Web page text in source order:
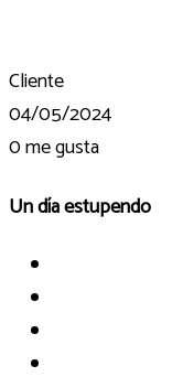
Cliente
04/05/2024
0me gusta
Un día estupendo